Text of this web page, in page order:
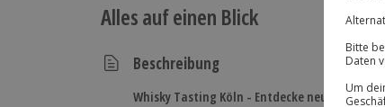
Alles auf einen Blick
Beschreibung
Whisky Tasting Köln - Entdecke neue Aromen